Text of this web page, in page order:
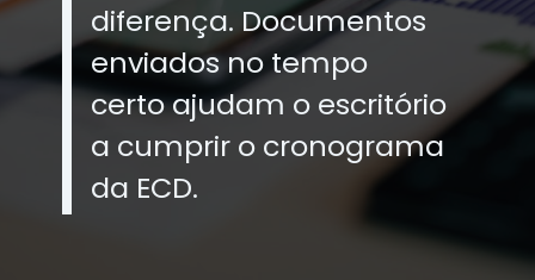
diferença. Documentos
enviados no tempo
certo ajudam o escritório
a cumprir o cronograma
da ECD.